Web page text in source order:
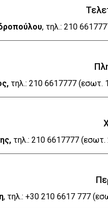
, τηλ.: 210
τηλ.: 210 6617777 (εσωτ.
τηλ.: 210 6617777 (εσωτ.
, τηλ.: +30 210 6617 777